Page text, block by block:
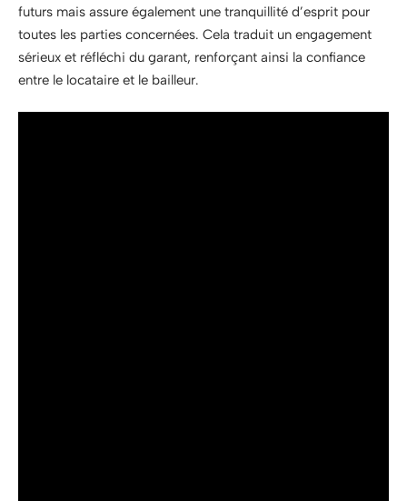
futurs mais assure également une tranquillité d’esprit pour
toutes les parties concernées. Cela traduit un engagement
sérieux et réfléchi du garant, renforçant ainsi la confiance
entre le locataire et le bailleur.